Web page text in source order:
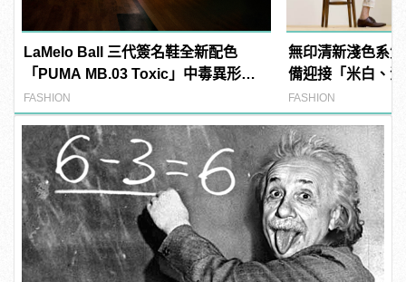
LaMelo Ball 三代簽名鞋全新配色
「PUMA MB.03 Toxic」中毒異形大
舉來襲
FASHION
無印清新淺色系
備迎接「米白、
春光！
FASHION